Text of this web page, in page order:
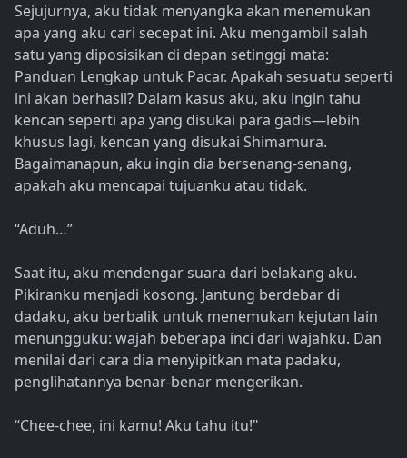
Sejujurnya, aku tidak menyangka akan menemukan
apa yang aku cari secepat ini. Aku mengambil salah
satu yang diposisikan di depan setinggi mata:
Panduan Lengkap untuk Pacar. Apakah sesuatu seperti
ini akan berhasil? Dalam kasus aku, aku ingin tahu
kencan seperti apa yang disukai para gadis—lebih
khusus lagi, kencan yang disukai Shimamura.
Bagaimanapun, aku ingin dia bersenang-senang,
apakah aku mencapai tujuanku atau tidak.
“Aduh…”
Saat itu, aku mendengar suara dari belakang aku.
Pikiranku menjadi kosong. Jantung berdebar di
dadaku, aku berbalik untuk menemukan kejutan lain
menungguku: wajah beberapa inci dari wajahku. Dan
menilai dari cara dia menyipitkan mata padaku,
penglihatannya benar-benar mengerikan.
“Chee-chee, ini kamu! Aku tahu itu!"